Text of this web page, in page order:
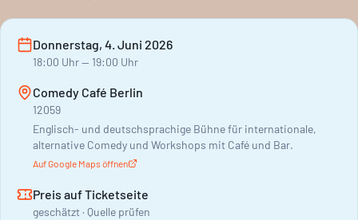
Donnerstag, 4. Juni 2026
18:00 Uhr— 19:00 Uhr
Comedy Café Berlin
12059
Englisch- und deutschsprachige Bühne für internationale,
alternative Comedy und Workshops mit Café und Bar.
Auf Google Maps öffnen
Preis auf Ticketseite
geschätzt · Quelle prüfen